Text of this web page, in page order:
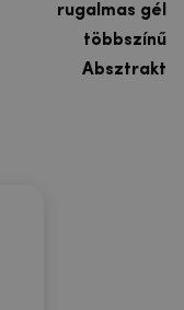
rugalmas gél
többszínű
Absztrakt